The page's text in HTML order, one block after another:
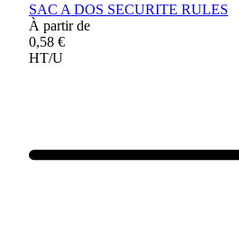
SAC A DOS SECURITE RULES
À partir de
0,58 €
HT/U